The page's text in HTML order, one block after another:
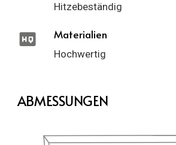
Hitzebeständig
Materialien
Hochwertig
ABMESSUNGEN